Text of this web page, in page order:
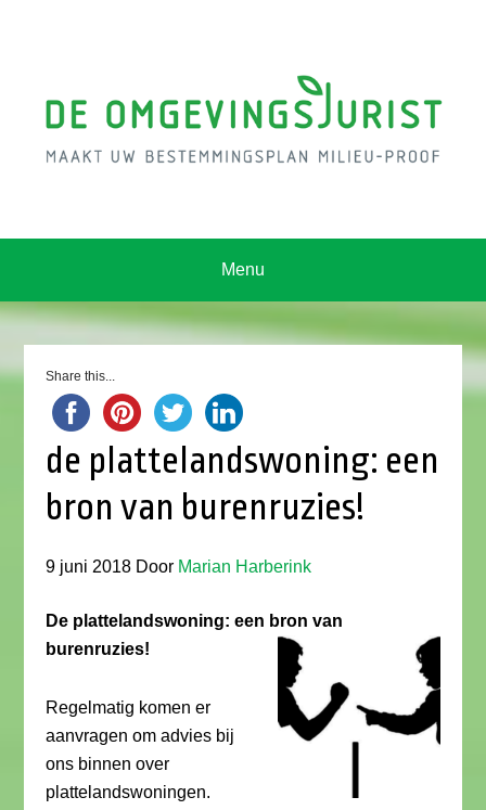
Menu
Share this...
de plattelandswoning: een
bron van burenruzies!
9 juni 2018 Door Marian Harberink
De plattelandswoning: een bron van
burenruzies!
Regelmatig komen er
aanvragen om advies bij
ons binnen over
plattelandswoningen.